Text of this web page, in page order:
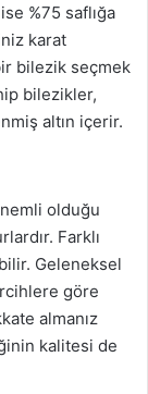
%75 saflığa
karat
bilezik seçmek
bilezikler,
altın içerir.
olduğu
Farklı
Geleneksel
göre
almanız
kalitesi de